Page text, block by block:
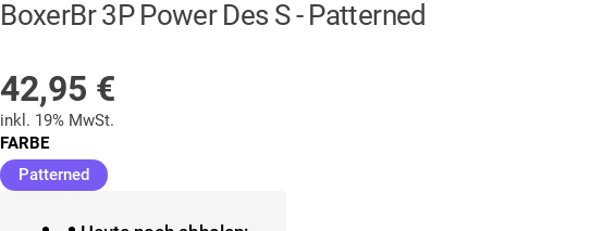
BoxerBr 3P Power Des S - Patterned
42,95 €
inkl. 19% MwSt.
FARBE
Patterned(ausgewählt)